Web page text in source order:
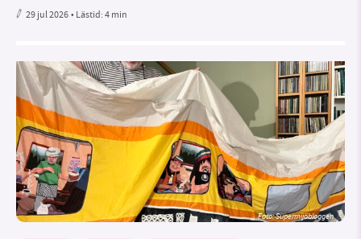
29 jul 2026• Lästid:4 min
Foto: Supermijöbloggen